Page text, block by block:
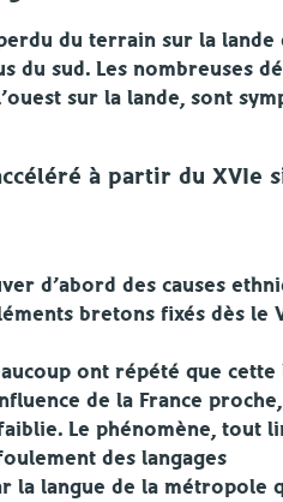
du terrain sur la
du sud. Les nombreuses
sur la lande, sont
à partir du XVIe
d’abord des causes
bretons fixés dès le
ont répété que
de la France
Le phénomène, tout
des langages
la langue de la métropole